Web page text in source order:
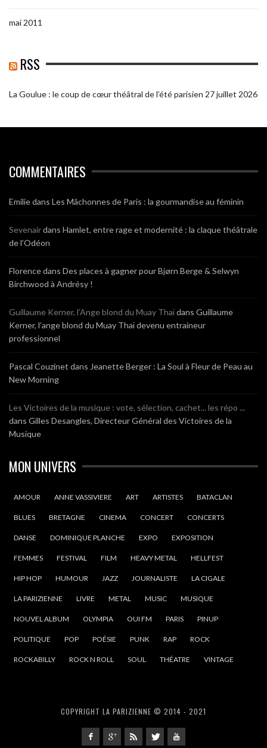
mai 2011
RSS
La Goulue : le coup de cœur théâtral de l’été parisien 27 juillet 2026
COMMENTAIRES
Emiliedans Les Mâchonnes de Paris : la gourmandise au féminin
Sevenairdans Hamlet, entre rage et modernité : la claque théâtrale
de l’Odéon
Florencedans Des places à gagner pour Bjørn Berge & Selwyn
Birchwood à Andrésy !
Guillaume Kerner, l’Ange blond du Muay Thaïdans Guillaume
Kerner, l’ange blond du Muay Thaï devenu entraineur
professionnel
Pascal Couzinet dans Jeanette Berger : La Soul à Fleur de Peau au
New Morning
Les Victoires de la musique : vote, sélection, cachet... les répo ...
dans Gilles Desangles, Directeur Général des Victoires de la
Musique
MON UNIVERS
AMOUR ANNE VASSIVIERE ART ARTISTES BATACLAN
BLUES BRETAGNE CINEMA CONCERT CONCERTS
DANSE DOMINIQUE PLANCHE EXPO EXPOSITION
FEMMES FESTIVAL FILM HEAVY METAL HELLFEST
HIP HOP HUMOUR JAZZ JOURNALISTE LA CIGALE
LA PARIZIENNE LIVRE METAL MUSIC MUSIQUE
NOUVEL ALBUM OLYMPIA OUI FM PARIS PINUP
POLITIQUE POP POÉSIE PUNK RAP ROCK
ROCKABILLY ROCK N ROLL SOUL THÉATRE VINTAGE
COPYRIGHT LA PARIZIENNE © 2014 - 2021